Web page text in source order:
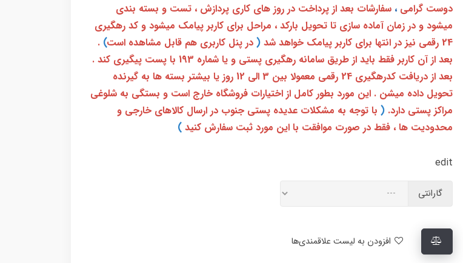
دوست گرامی ، سفارشات بعد از پرداخت در روز های کاری پردازش ، تست و بسته بندی
میشود و در زمان آماده سازی تا تحویل بارکد ، مراحل برای کاربر پیامک میشود و کد رهگیری
24 رقمی نیز در انتها برای کاربر پیامک خواهد شد
( در پنل کاربری هم قابل مشاهده است)
.
بعد از آن کاربر فقط باید از طریق سامانه رهگیری پستی و یا شماره 193 با پست پیگیری کند .
بعد از دریافت کدرهگیری 24 رقمی معمولا بین 3 الی 12 روز یا بیشتر بسته ها به گیرنده
تحویل داده میشن . این مورد بطور کامل از اختیارات فروشگاه خارج است و بستگی به شلوغی
مراکز پستی دارد. ( با توجه به مشکلات عدیده پستی جنوب در ارسال کالاهای خارجی و
محدودیت ها ، فقط در صورت موافقت با این مورد ثبت سفارش کنید )
edit
گارانتی